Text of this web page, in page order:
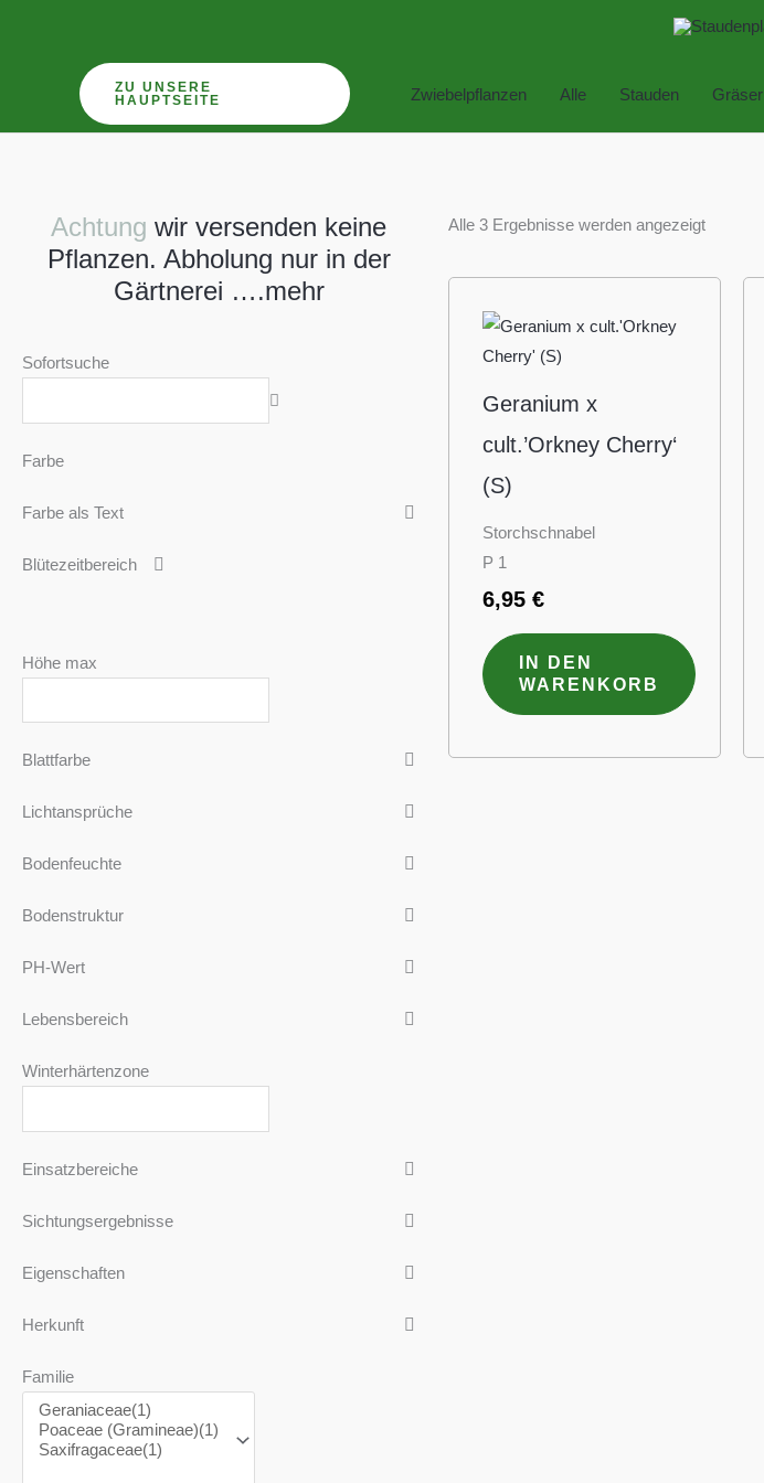
ZU UNSERE
HAUPTSEITE
Zwiebelpflanzen Alle Stauden Gräser
Achtung wir versenden keine
Pflanzen. Abholung nur in der
Gärtnerei ….mehr
Sofortsuche
Farbe
Farbe als Text
Blütezeitbereich
Höhe max
Blattfarbe
Lichtansprüche
Bodenfeuchte
Bodenstruktur
PH-Wert
Lebensbereich
Winterhärtenzone
Einsatzbereiche
Sichtungsergebnisse
Eigenschaften
Herkunft
Familie
Alle 3 Ergebnisse werden angezeigt
Geranium x
cult.’Orkney Cherry‘
(S)
Storchschnabel
P 1
6,95 €
IN DEN
WARENKORB